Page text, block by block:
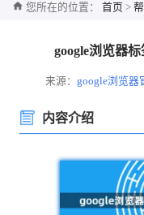
您所在的位置： 首页 >
google浏览器
来源：google浏览器
内容介绍